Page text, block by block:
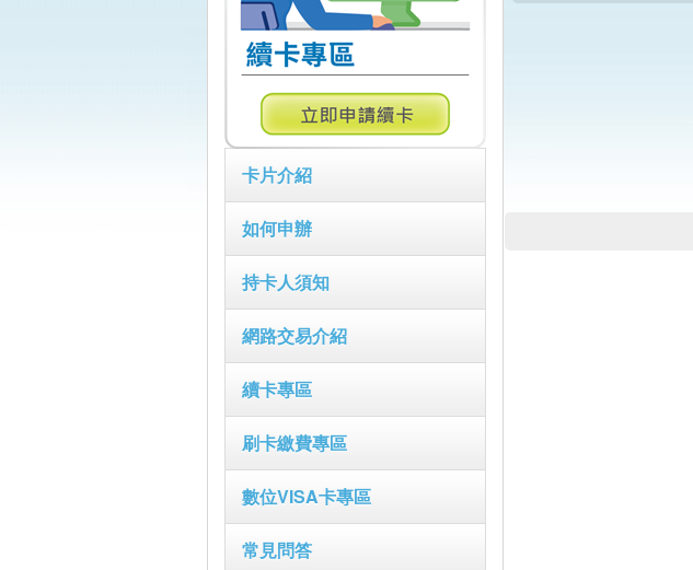
卡片介紹
如何申辦
持卡人須知
網路交易介紹
續卡專區
刷卡繳費專區
數位VISA卡專區
常見問答